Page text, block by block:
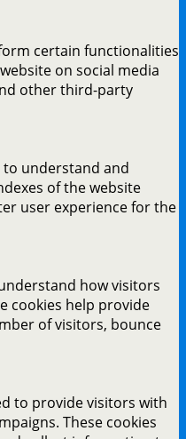
certain functionalities
on social media
other third-party
to understand and
of the website
user experience for the
how visitors
cookies help provide
of visitors, bounce
to provide visitors with
These cookies